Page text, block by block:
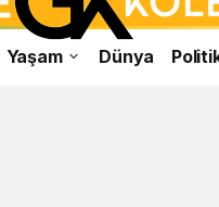
Yaşam Dünya